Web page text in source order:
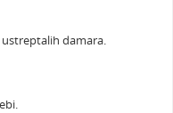
damara.